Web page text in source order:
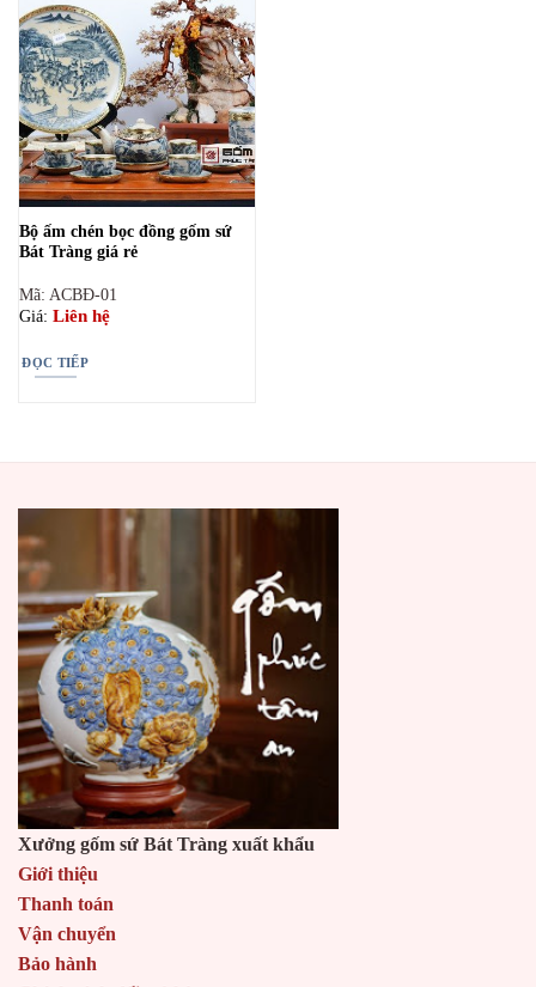
Bộ ấm chén bọc đồng gốm sứ
Bát Tràng giá rẻ
Mã: ACBĐ-01
Giá: Liên hệ
ĐỌC TIẾP
Xưởng gốm sứ Bát Tràng xuất khẩu
Giới thiệu
Thanh toán
Vận chuyển
Bảo hành